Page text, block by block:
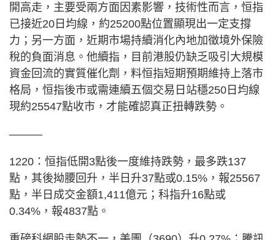
開高走，主要受兩方面因素影響，技術性而言，恒指
已接近20日均線，約25200點位置顯現出一定支撐
力；另一方面，近期市場持續消化內地加徵境外保險
稅的負面消息。他續指，目前港股仍缺乏吸引大規模
資金回流的實質催化劑，料恒指短期預期維持上落市
格局，恒指後市或需連續五個交易日站穩250日均線
現約25547點收市，才能確認真正扭轉跌勢。
———
1220：恒指低開3點後一度維持跌勢，最多跌137
點，其後拗腰回升，半日升37點或0.15%，報25567
點，半日成交金額1,411億元；科指升16點或
0.34%，報4837點。